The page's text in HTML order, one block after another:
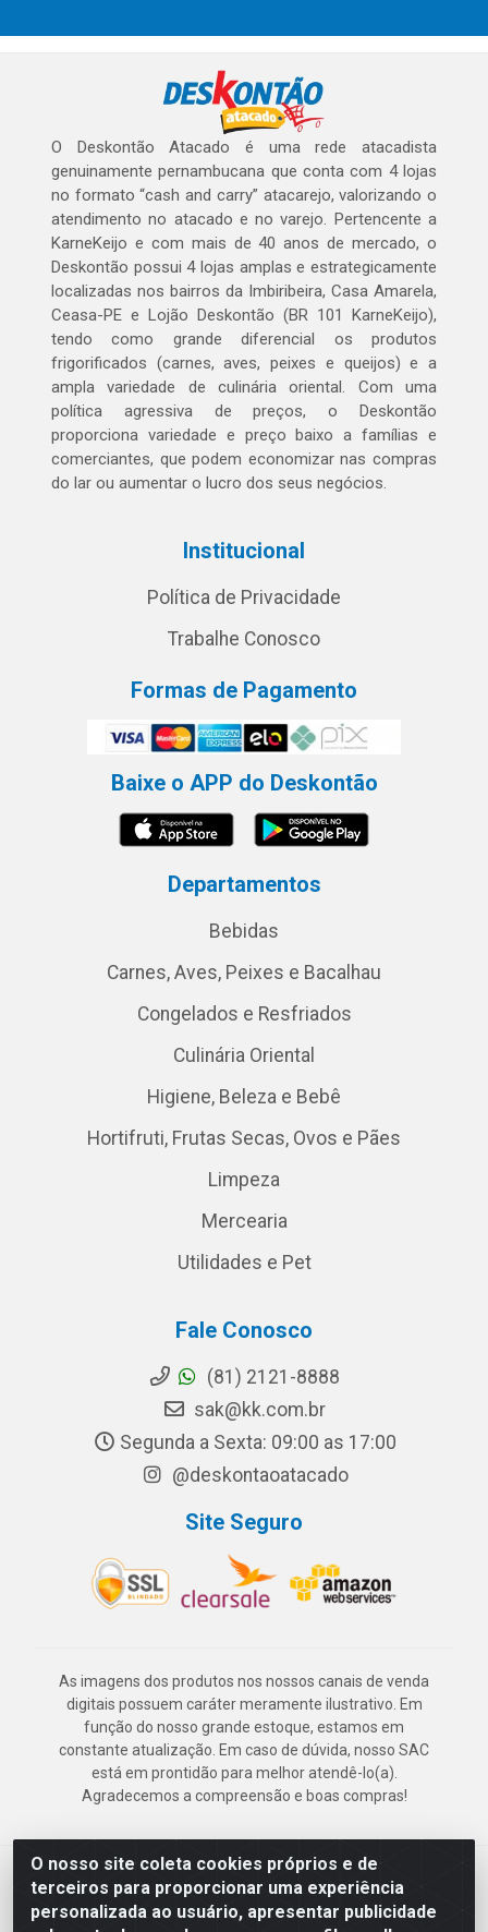
O nosso site coleta cookies próprios e de
terceiros para proporcionar uma experiência
personalizada ao usuário, apresentar publicidade
O Deskontão Atacado é uma rede atacadista
genuinamente pernambucana que conta com 4 lojas
no formato “cash and carry” atacarejo, valorizando o
atendimento no atacado e no varejo. Pertencente a
KarneKeijo e com mais de 40 anos de mercado, o
Deskontão possui 4 lojas amplas e estrategicamente
localizadas nos bairros da Imbiribeira, Casa Amarela,
Ceasa-PE e Lojão Deskontão (BR 101 KarneKeijo),
tendo como grande diferencial os produtos
frigorificados (carnes, aves, peixes e queijos) e a
ampla variedade de culinária oriental. Com uma
política agressiva de preços, o Deskontão
proporciona variedade e preço baixo a famílias e
comerciantes, que podem economizar nas compras
do lar ou aumentar o lucro dos seus negócios.
Institucional
Política de Privacidade
Trabalhe Conosco
Formas de Pagamento
Baixe o APP do Deskontão
Departamentos
Bebidas
Carnes, Aves, Peixes e Bacalhau
Congelados e Resfriados
Culinária Oriental
Higiene, Beleza e Bebê
Hortifruti, Frutas Secas, Ovos e Pães
Limpeza
Mercearia
Utilidades e Pet
Fale Conosco
(81) 2121-8888
sak@kk.com.br
Segunda a Sexta: 09:00 as 17:00
@deskontaoatacado
Site Seguro
As imagens dos produtos nos nossos canais de venda
digitais possuem caráter meramente ilustrativo. Em
função do nosso grande estoque, estamos em
constante atualização. Em caso de dúvida, nosso SAC
está em prontidão para melhor atendê-lo(a).
Agradecemos a compreensão e boas compras!
Deskontão Atacado - Av. Marechal Mascarenhas de Morais, 2471 -
Imbiribeira - Recife/PE - CEP 51.150-001 - CNPJ 24.150.377/0003-
57